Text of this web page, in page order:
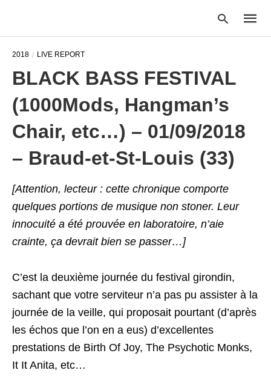
query
and
2018 LIVE REPORT
BLACK BASS FESTIVAL
(1000Mods, Hangman’s
Chair, etc…) – 01/09/2018
– Braud-et-St-Louis (33)
[Attention, lecteur : cette chronique comporte
quelques portions de musique non stoner. Leur
innocuité a été prouvée en laboratoire, n’aie
crainte, ça devrait bien se passer…]
C’est la deuxième journée du festival girondin,
sachant que votre serviteur n’a pas pu assister à la
journée de la veille, qui proposait pourtant (d’après
les échos que l’on en a eus) d’excellentes
prestations de Birth Of Joy, The Psychotic Monks,
It It Anita, etc…